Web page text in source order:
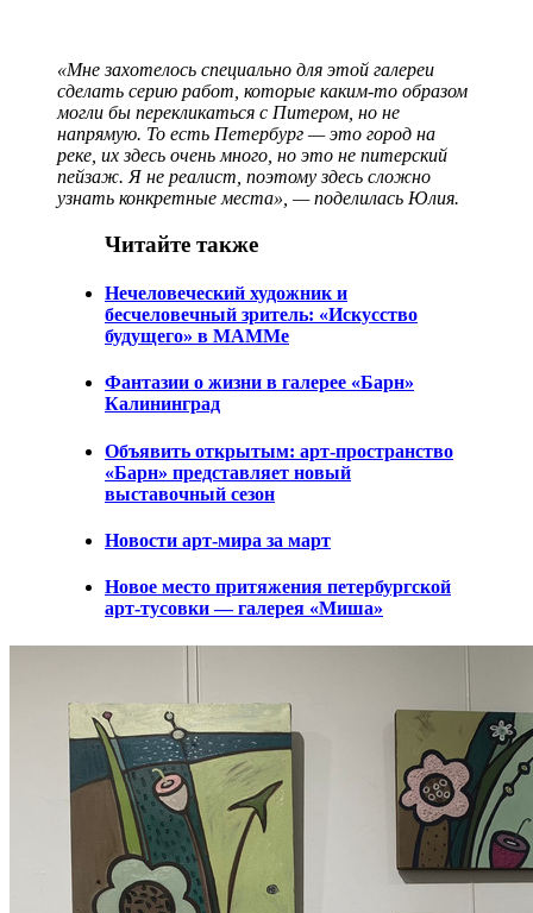
«Мне захотелось специально для этой галереи
сделать серию работ, которые каким-то образом
могли бы перекликаться с Питером, но не
напрямую. То есть Петербург — это город на
реке, их здесь очень много, но это не питерский
пейзаж. Я не реалист, поэтому здесь сложно
узнать конкретные места», — поделилась Юлия.
Читайте также
Нечеловеческий художник и
бесчеловечный зритель: «Искусство
будущего» в МАММе
Фантазии о жизни в галерее «Барн»
Калининград
Объявить открытым: арт-пространство
«Барн» представляет новый
выставочный сезон
Новости арт-мира за март
Новое место притяжения петербургской
арт-тусовки — галерея «Миша»